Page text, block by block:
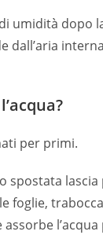
umidità dopo
dall’aria
per primi.
lascia
foglie,
l’acqua